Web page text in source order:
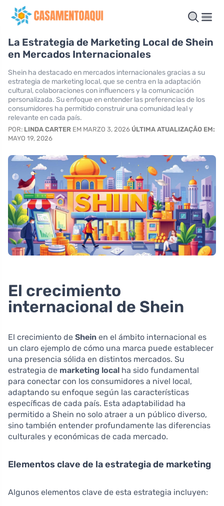
La Estrategia de Marketing Local de Shein
en Mercados Internacionales
Shein ha destacado en mercados internacionales gracias a su
estrategia de marketing local, que se centra en la adaptación
cultural, colaboraciones con influencers y la comunicación
personalizada. Su enfoque en entender las preferencias de los
consumidores ha permitido construir una comunidad leal y
relevante en cada país.
POR: LINDA CARTER EM MARZO 3, 2026 ÚLTIMA ATUALIZAÇÃO EM:
MAYO 19, 2026
El crecimiento
internacional de Shein
El crecimiento de Shein en el ámbito internacional es
un claro ejemplo de cómo una marca puede establecer
una presencia sólida en distintos mercados. Su
estrategia de marketing local ha sido fundamental
para conectar con los consumidores a nivel local,
adaptando su enfoque según las características
específicas de cada país. Esta adaptabilidad ha
permitido a Shein no solo atraer a un público diverso,
sino también entender profundamente las diferencias
culturales y económicas de cada mercado.
Elementos clave de la estrategia de marketing
Algunos elementos clave de esta estrategia incluyen: